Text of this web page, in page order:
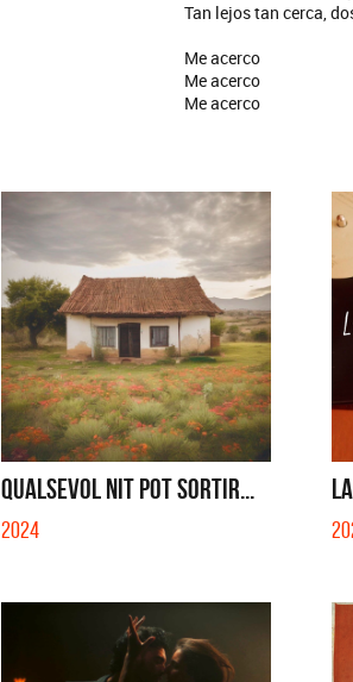
Tan lejos tan cerca,
Me acerco
Me acerco
Me acerco
QUALSEVOL NIT POT SORTIR...
2024
Migrantes
SI NO ES CON VOS - SINGLE